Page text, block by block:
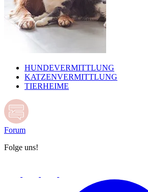
HUNDEVERMITTLUNG
KATZENVERMITTLUNG
TIERHEIME
Forum
Folge uns!